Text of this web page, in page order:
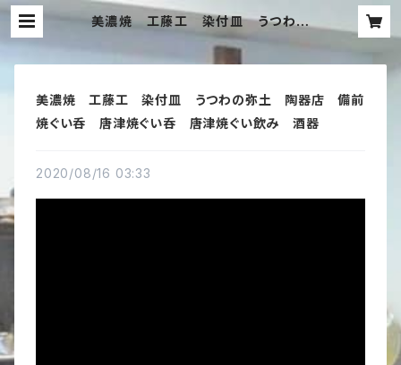
美濃焼 工藤工 染付皿 うつわの
弥土 陶器店 備前焼ぐい呑 唐津
焼ぐい呑 唐津焼ぐい飲み 酒器 |
うつわの弥土（みと） ぐい呑み販売店
備前焼 ぐい飲み 中国茶杯 横浜市
美濃焼 工藤工 染付皿 うつわの弥土 陶器店 備前
焼ぐい呑 唐津焼ぐい呑 唐津焼ぐい飲み 酒器
2020/08/16 03:33